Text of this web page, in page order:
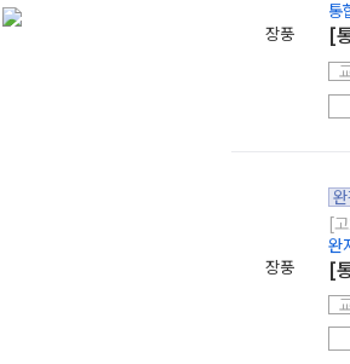
장풍
통
[
장풍
[
완
[